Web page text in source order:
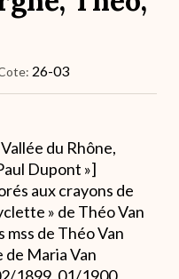
26-03
du Rhône,
Dupont »]
aux crayons de
» de Théo Van
de Théo Van
Maria Van